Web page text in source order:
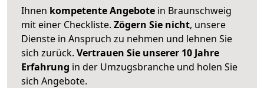
Ihnen kompetente Angebote in Braunschweig
mit einer Checkliste. Zögern Sie nicht, unsere
Dienste in Anspruch zu nehmen und lehnen Sie
sich zurück. Vertrauen Sie unserer 10 Jahre
Erfahrung in der Umzugsbranche und holen Sie
sich Angebote.